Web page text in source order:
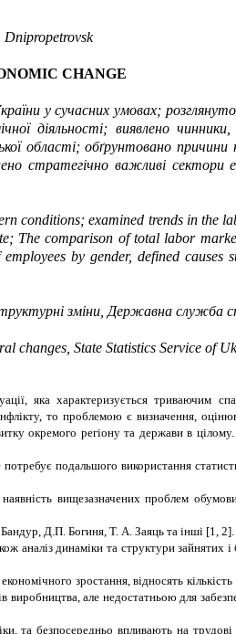
CHANGE
у сучасних умовах;
діяльності; виявлено
області; обґрунтовано причини
стратегічно важливі сектори
conditions; examined trends in the
The comparison of total labor
by gender, defined causes
зміни, Державна служба
changes, State Statistics Service of
яка характеризується триваючим
то проблемою є визначення,
окремого регіону та держави в цілому.
подальшого використання
вищезазначених проблем
Д.П. Богиня, Т. А. Заяць та інші [1, 2].
аналіз динаміки та структури зайнятих
зростання, відносять
але недостатньою для
та безпосередньо впливають на трудові